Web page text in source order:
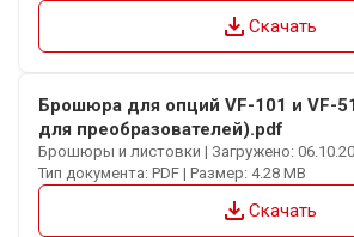
file_download Скачать
Брошюра для опций VF-101 и VF-
для преобразователей).pdf
Брошюры и листовки | Загружено:
Тип документа: PDF | Размер: 4.28 MB
file_download Скачать